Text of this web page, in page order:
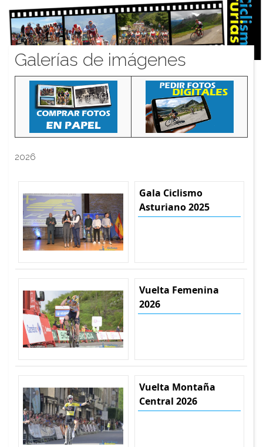
Galerías de imágenes
2026
Gala Ciclismo
Asturiano 2025
Vuelta Femenina
2026
Vuelta Montaña
Central 2026